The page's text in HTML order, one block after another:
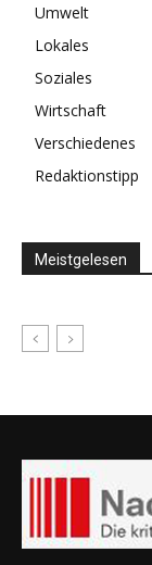
Umwelt
Lokales
Soziales
Wirtschaft
Verschiedenes
Redaktionstipp
Meistgelesen